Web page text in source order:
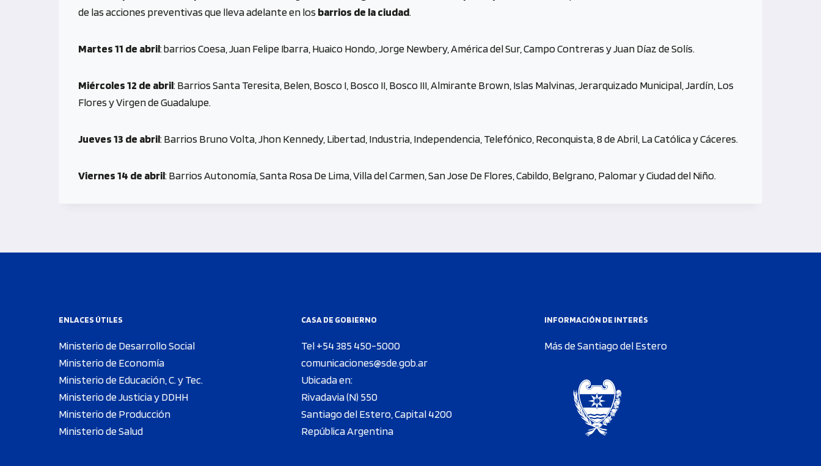
o
o
n
g
Li
n
a
m
s
A
p
de las acciones preventivas que lleva adelante en los barrios de la ciudad.
Martes 11 de abril: barrios Coesa, Juan Felipe Ibarra, Huaico Hondo, Jorge Newbery, América del Sur, Campo Contreras y Juan Díaz de Solís.
Miércoles 12 de abril: Barrios Santa Teresita, Belen, Bosco I, Bosco II, Bosco III, Almirante Brown, Islas Malvinas, Jerarquizado Municipal, Jardín, Los
Flores y Virgen de Guadalupe.
Jueves 13 de abril: Barrios Bruno Volta, Jhon Kennedy, Libertad, Industria, Independencia, Telefónico, Reconquista, 8 de Abril, La Católica y Cáceres.
Viernes 14 de abril: Barrios Autonomía, Santa Rosa De Lima, Villa del Carmen, San Jose De Flores, Cabildo, Belgrano, Palomar y Ciudad del Niño.
ENLACES ÚTILES
Ministerio de Desarrollo Social
Ministerio de Economía
Ministerio de Educación, C. y Tec.
Ministerio de Justicia y DDHH
Ministerio de Producción
Ministerio de Salud
CASA DE GOBIERNO
Tel +54 385 450-5000
comunicaciones@sde.gob.ar
Ubicada en:
Rivadavia (N) 550
Santiago del Estero, Capital 4200
República Argentina
INFORMACIÓN DE INTERÉS
Más de Santiago del Estero